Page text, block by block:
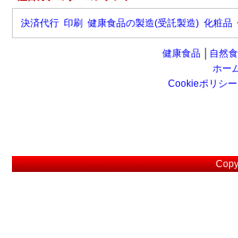
決済代行 印刷 健康食品の製造(受託製造) 化粧品
健康食品 自然
ホー
Cookieポリシー